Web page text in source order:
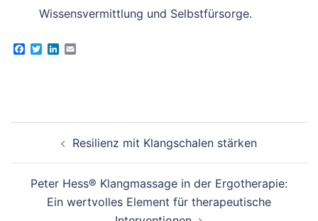
Wissensvermittlung und Selbstfürsorge.
Facebook
TwitterLinkedIn
Resilienz mit Klangschalen stärken
Peter Hess® Klangmassage in der Ergotherapie:
Ein wertvolles Element für therapeutische